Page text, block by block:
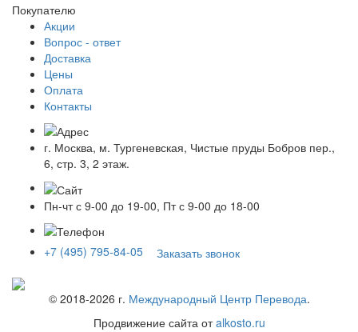
Покупателю
Акции
Вопрос - ответ
Доставка
Цены
Оплата
Контакты
г. Москва, м. Тургеневская, Чистые пруды Бобров пер.,
6, стр. 3, 2 этаж.
Пн-чт с 9-00 до 19-00, Пт с 9-00 до 18-00
+7 (495) 795-84-05 Заказать звонок
© 2018-2026 г. Международный Центр Перевода.
Продвижение сайта отalkosto.ru